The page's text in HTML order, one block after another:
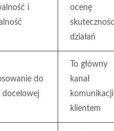
i
ocenę
działań
do
docelowej
To główny
kanał
klientem